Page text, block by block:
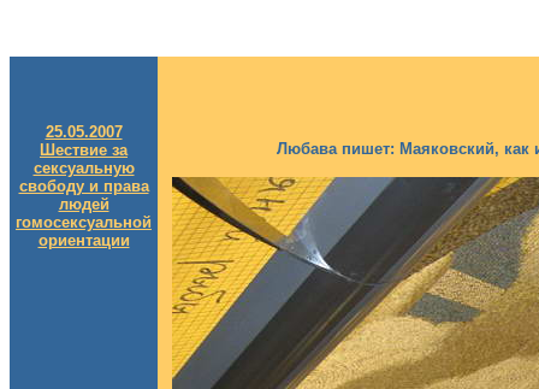
25.05.2007
Шествие за
сексуальную
свободу и права
людей
гомосексуальной
ориентации
Любава пишет: Маяковский, как